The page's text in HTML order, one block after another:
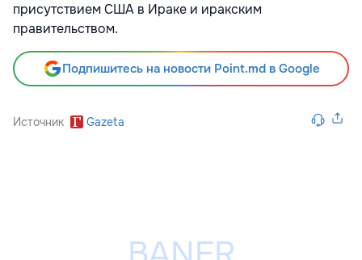
присутствием США в Ираке и иракским
правительством.
Подпишитесь на новости Point.md в Google
Источник Gazeta